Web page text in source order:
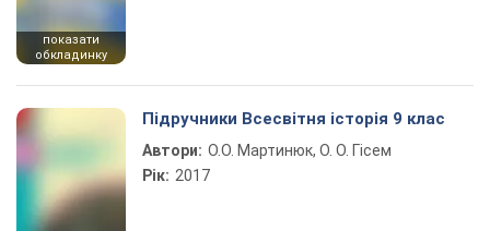
показати
обкладинку
Підручники Всесвітня історія 9 клас
Автори: О.О. Мартинюк, О. О. Гісем
Рік: 2017